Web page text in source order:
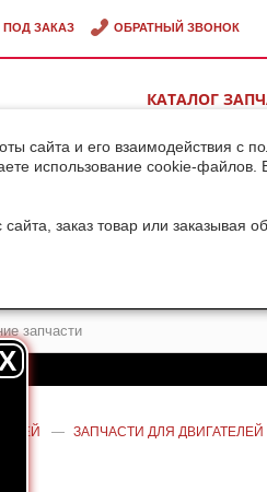
сайта и его взаимодействия с
использование cookie-файлов.
заказ товар или заказывая
ЗАКАЗ ОБРАТНЫЙ ЗВОНОК
КАТАЛОГ
— ЗАПЧАСТИ ДЛЯ ДВИГАТЕЛЕЙ